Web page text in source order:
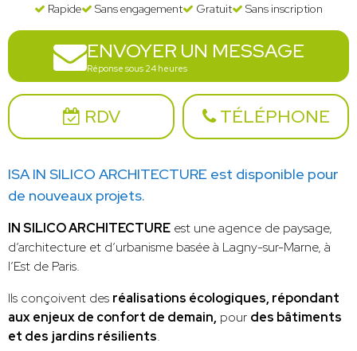
Rapide Sans engagement Gratuit Sans inscription
ENVOYER UN MESSAGE
Réponse sous 24 heures
RDV TÉLÉPHONE
ISA IN SILICO ARCHITECTURE est disponible pour
de nouveaux projets.
IN SILICO ARCHITECTURE est une agence de paysage,
d’architecture et d’urbanisme basée à Lagny-sur-Marne, à
l’Est de Paris.
Ils conçoivent des réalisations écologiques, répondant
aux enjeux de confort de demain, pour des bâtiments
et des jardins résilients.